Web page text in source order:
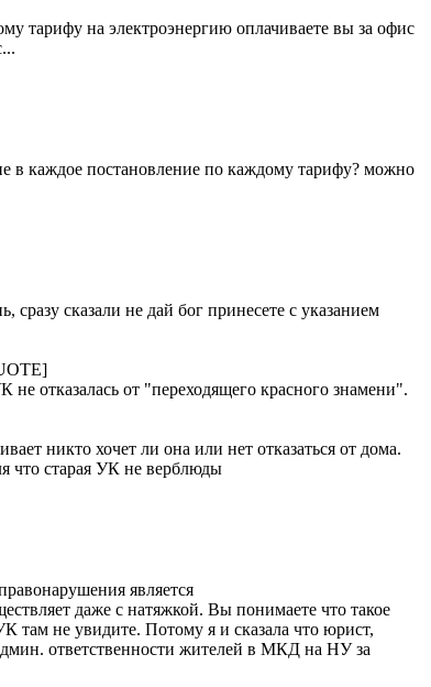
тарифу на электроэнергию оплачиваете вы за офис
в каждое постановление по каждому тарифу? можно
сказали не дай бог принесете с указанием
отказалась от "переходящего красного знамени".
никто хочет ли она или нет отказаться от дома.
что старая УК не верблюды
является
даже с натяжкой. Вы понимаете что такое
там не увидите. Потому я и сказала что юрист,
ответственности жителей в МКД на НУ за